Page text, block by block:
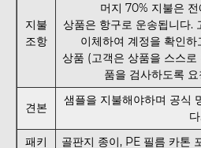
지불
조항
머지 70% 지불은
상품은 항구로 운송됩니다.
이체하여 계정을 확인
상품 (고객은 상품을 스스
품을 검사하도록
견본
샘플을 지불해야하며 공식
패키
골판지 종이, PE 필름 카톤